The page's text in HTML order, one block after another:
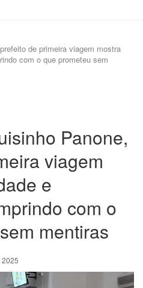
de primeira viagem mostra
com o que prometeu sem
Panone,
viagem
e
com o
mentiras